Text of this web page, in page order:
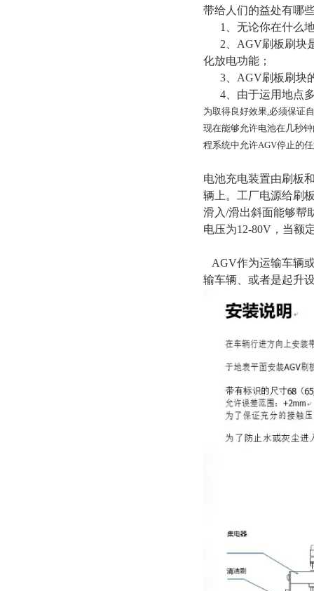
带给人们的益处有哪
1、无论你在什么地
2、AGV刷板刷块是
化放电功能；
3、AGV刷板刷块
4、由于运用地点
为取得良好效果,必须保证
现在能够允许电池在几秒
程系统中允许AGV停止的
电池充电装置由刷板
辆上。工厂电源给刷
滑入/滑出斜面能够帮
电压为12-80V，当额
AGV作为运输车辆
输车辆、或者是起升